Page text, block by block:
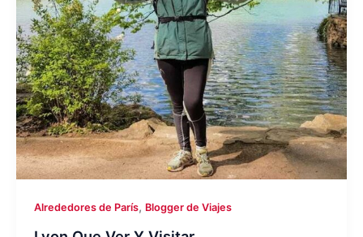
Alrededores de París, Blogger de Viajes